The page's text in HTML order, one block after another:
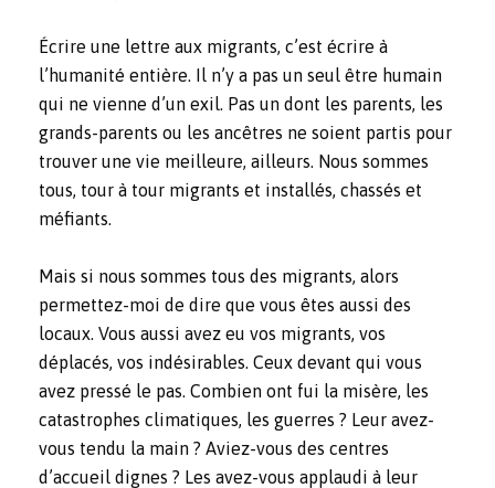
Écrire une lettre aux migrants, c’est écrire à
l’humanité entière. Il n’y a pas un seul être humain
qui ne vienne d’un exil. Pas un dont les parents, les
grands-parents ou les ancêtres ne soient partis pour
trouver une vie meilleure, ailleurs. Nous sommes
tous, tour à tour migrants et installés, chassés et
méfiants.
Mais si nous sommes tous des migrants, alors
permettez-moi de dire que vous êtes aussi des
locaux. Vous aussi avez eu vos migrants, vos
déplacés, vos indésirables. Ceux devant qui vous
avez pressé le pas. Combien ont fui la misère, les
catastrophes climatiques, les guerres ? Leur avez-
vous tendu la main ? Aviez-vous des centres
d’accueil dignes ? Les avez-vous applaudi à leur